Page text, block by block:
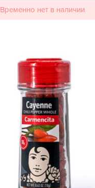
Временно нет в наличии